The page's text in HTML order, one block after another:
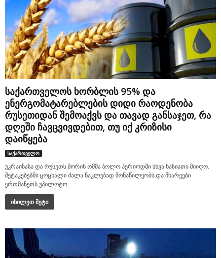
საქართველოს ხორბლის 95% და
ენერგომატარებლების დიდი რაოდენობა
რუსეთიდან შემოაქვს და თავად განსაჯეთ, რა
დღეში ჩავცვივდებით, თუ იქ კრიზისი
დაიწყება
საქართველო
უკრაინასა და რუსეთს შორის ომმა ბოლო პერიოდში სხვა ხასიათი მიიღო.
შეტაკებებში ცოცხალი ძალა ნაკლებად მონაწილეობს და მხარეები
ერთმანეთს უპილოტო...
იხილეთ მეტი